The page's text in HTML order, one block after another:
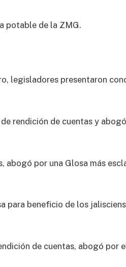
potable de la ZMG.
legisladores presentaron
rendición de cuentas y
por una Glosa más
para beneficio de los
de cuentas, abogó por